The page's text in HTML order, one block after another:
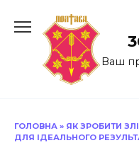
до
Ваш
ГОЛОВНА » ЯК ЗРОБИТИ
ДЛЯ ІДЕАЛЬНОГО